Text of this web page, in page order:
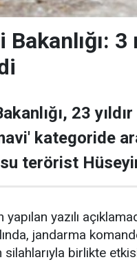
Bakanlığı:
23
kategoride
terörist
yapılan yazılı
jandarma
birlikte